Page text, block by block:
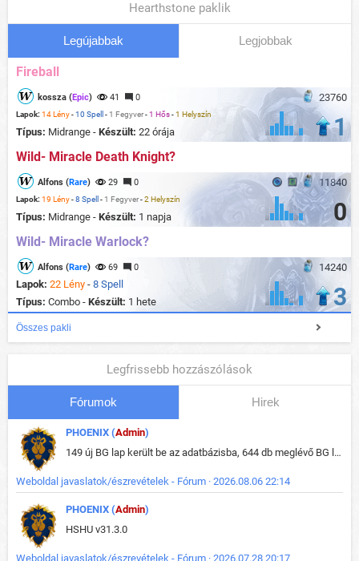
Hearthstone paklik
Legújabbak Legjobbak
Fireball
23760
kossza (Epic) 41 0
Lapok: 14 Lény-10 Spell - 1 Fegyver-1 Hős-1 Helyszín
Típus: Midrange - Készült: 22 órája 1
Wild- Miracle Death Knight?
11840
Alfons (Rare) 29 0
Lapok: 19 Lény-8 Spell - 1 Fegyver-2 Helyszín
Típus: Midrange - Készült: 1 napja 0
Wild- Miracle Warlock?
14240
Alfons (Rare) 69 0
Lapok: 22 Lény - 8 Spell
Típus: Combo - Készült: 1 hete 3
Összes pakli
Legfrissebb hozzászólások
Fórumok Hirek
PHOENIX (Admin)
149 új BG lap került be az adatbázisba, 644 db meglévő BG lap módosult, bekerültek az új képek a megváltozott lapokhoz is.
Weboldal javaslatok/észrevételek - Fórum · 2026.08.06 22:14
PHOENIX (Admin)
HSHU v31.3.0
Weboldal javaslatok/észrevételek - Fórum · 2026.07.28 20:17